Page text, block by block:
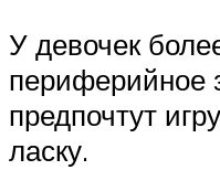
У девочек
периферийное
предпочтут
ласку.